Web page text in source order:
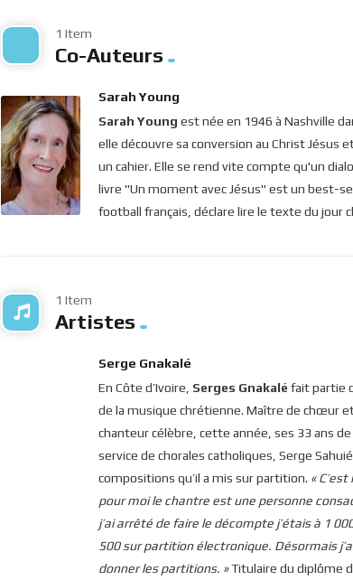
aussitôt : “l’homme se promène comme une ombre, Il
Psaume 39, 6
Comme Marthe, nombreuses sont les personnes qui
qui pourtant sont vaines. En effet, chercher premièrement le
sur le coeur ! Car toute notre vie, terrestre et céleste vient de
vital car c’est lieu de l’amour, le vrai temple de l’Esprit Saint !
des choses futiles de ce monde, pour le remplir de la
Bonne méditation.
label=”S’abonner” design=”twitter”]
Si vous voulez vous inscrire sur le site (afin d’être en mesure
publications, veuillez cliquer ici :
1 Item
Co-Auteurs
Sarah Young
Sarah Young est née en 1946 à Nashville
elle découvre sa conversion au Christ Jésus
un cahier. Elle se rend vite compte qu'un
livre "Un moment avec Jésus" est un best-
football français, déclare lire le texte du jour
1 Item
Artistes
Serge Gnakalé
En Côte d’Ivoire, Serges Gnakalé fait partie
de la musique chrétienne. Maître de chœur
chanteur célèbre, cette année, ses 33 ans
service de chorales catholiques, Serge
compositions qu’il a mis sur partition. «
pour moi le chantre est une personne
j’ai arrêté de faire le décompte j’étais à 1
500 sur partition électronique. Désormais
donner les partitions. »Titulaire du diplôme